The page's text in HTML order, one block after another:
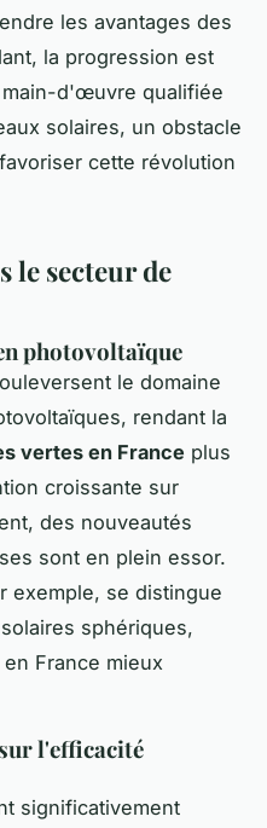
les avantages des
la progression est
d'œuvre qualifiée
solaires, un obstacle
cette révolution
le secteur de
photovoltaïque
le domaine
rendant la
vertes en France plus
croissante sur
des nouveautés
sont en plein essor.
exemple, se distingue
sphériques,
France mieux
l'efficacité
significativement